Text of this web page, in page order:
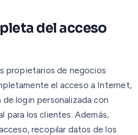
del acceso
propietarios de negocios
el acceso a Internet,
login personalizada con
para los clientes. Además,
recopilar datos de los